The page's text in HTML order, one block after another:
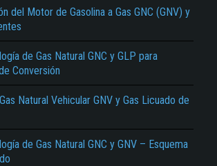
del Motor de Gasolina a Gas GNC (GNV) y
de Gas Natural GNC y GLP para
Conversión
Natural Vehicular GNV y Gas Licuado de
de Gas Natural GNC y GNV – Esquema
es incorrecto según el contenido.
o Imagen de portada son erróneos.